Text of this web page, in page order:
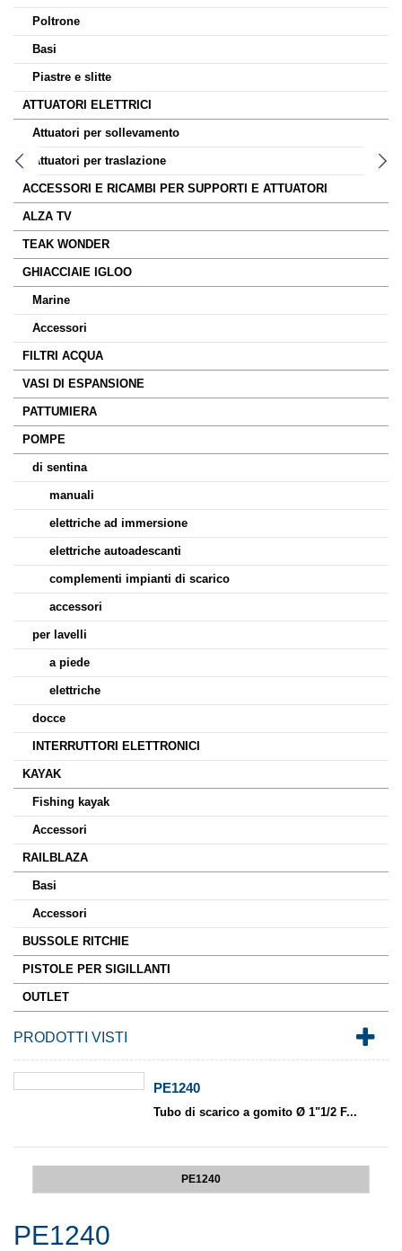
Poltrone
Basi
Piastre e slitte
ATTUATORI ELETTRICI
Attuatori per sollevamento
Attuatori per traslazione
ACCESSORI E RICAMBI PER SUPPORTI E ATTUATORI
ALZA TV
TEAK WONDER
GHIACCIAIE IGLOO
Marine
Accessori
FILTRI ACQUA
VASI DI ESPANSIONE
PATTUMIERA
POMPE
di sentina
manuali
elettriche ad immersione
elettriche autoadescanti
complementi impianti di scarico
accessori
per lavelli
a piede
elettriche
docce
INTERRUTTORI ELETTRONICI
KAYAK
Fishing kayak
Accessori
RAILBLAZA
Basi
Accessori
BUSSOLE RITCHIE
PISTOLE PER SIGILLANTI
OUTLET
PRODOTTI VISTI
PE1240
Tubo di scarico a gomito Ø 1"1/2 F...
PE1240
PE1240